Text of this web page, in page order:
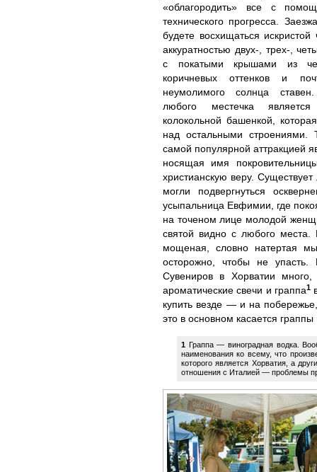
«облагородить» все с
технического прогресса.
будете восхищаться
аккуратностью двух-, трех-,
с покатыми крышами из
коричневых оттенков и
неумолимого солнца
любого местечка
колокольной башенкой,
над остальными строениями.
самой популярной аттракцией
носящая имя
христианскую веру.
могли подвергнуться
усыпальница Евфимии, где
на точеном лице молодой
святой видно с любого места.
мощеная, словно натертая
осторожно, чтобы не
Сувениров в Хорватии
ароматические свечи и граппа1
купить везде — и на
это в основном касается
1 Граппа — виноградная водка.
наименования ко всему, что
которого является Хорватия, а
отношения с Италией — проблемы